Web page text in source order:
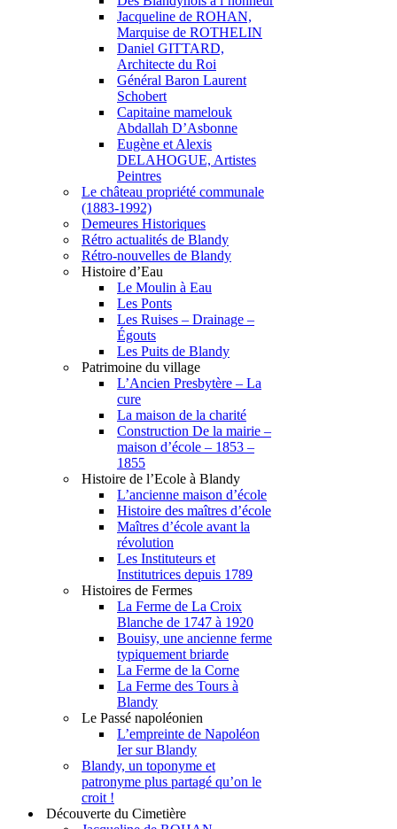
Jacqueline de ROHAN,
Marquise de ROTHELIN
Daniel GITTARD,
Architecte du Roi
Général Baron Laurent
Schobert
Capitaine mamelouk
Abdallah D’Asbonne
Eugène et Alexis
DELAHOGUE, Artistes
Peintres
Le château propriété communale
(1883-1992)
Demeures Historiques
Rétro actualités de Blandy
Rétro-nouvelles de Blandy
Histoire d’Eau
Le Moulin à Eau
Les Ponts
Les Ruises – Drainage –
Égouts
Les Puits de Blandy
Patrimoine du village
L’Ancien Presbytère – La
cure
La maison de la charité
Construction De la mairie –
maison d’école – 1853 –
1855
Histoire de l’Ecole à Blandy
L’ancienne maison d’école
Histoire des maîtres d’école
Maîtres d’école avant la
révolution
Les Instituteurs et
Institutrices depuis 1789
Histoires de Fermes
La Ferme de La Croix
Blanche de 1747 à 1920
Bouisy, une ancienne ferme
typiquement briarde
La Ferme de la Corne
La Ferme des Tours à
Blandy
Le Passé napoléonien
L’empreinte de Napoléon
Ier sur Blandy
Blandy, un toponyme et
patronyme plus partagé qu’on le
croit !
Découverte du Cimetière